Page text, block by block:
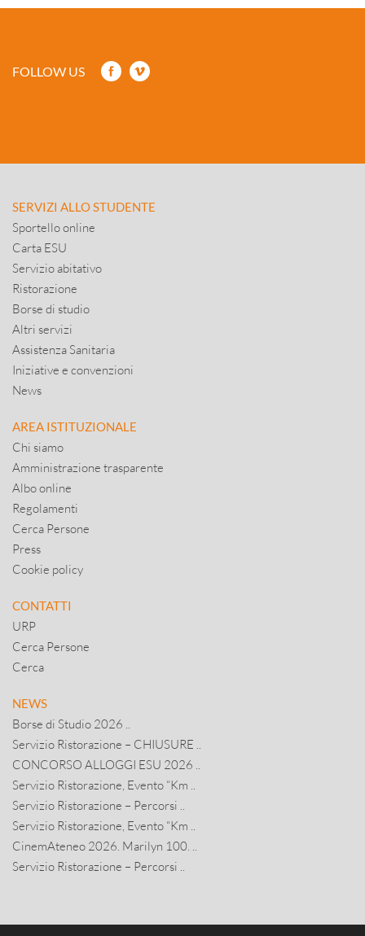
FOLLOW US
SERVIZI ALLO STUDENTE
Sportello online
Carta ESU
Servizio abitativo
Ristorazione
Borse di studio
Altri servizi
Assistenza Sanitaria
Iniziative e convenzioni
News
AREA ISTITUZIONALE
Chi siamo
Amministrazione trasparente
Albo online
Regolamenti
Cerca Persone
Press
Cookie policy
CONTATTI
URP
Cerca Persone
Cerca
NEWS
Borse di Studio 2026 ..
Servizio Ristorazione – CHIUSURE ..
CONCORSO ALLOGGI ESU 2026 ..
Servizio Ristorazione, Evento “Km ..
Servizio Ristorazione – Percorsi ..
Servizio Ristorazione, Evento “Km ..
CinemAteneo 2026. Marilyn 100. ..
Servizio Ristorazione – Percorsi ..